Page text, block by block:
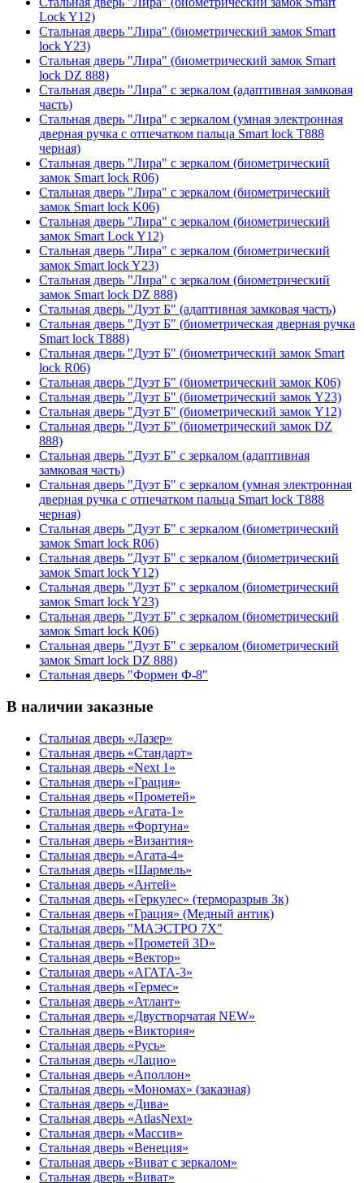
Lock Y12)
Стальная дверь "Лира" (биометрический замок Smart
lock Y23)
Стальная дверь "Лира" (биометрический замок Smart
lock DZ 888)
Стальная дверь "Лира" с зеркалом (адаптивная замковая
часть)
Стальная дверь "Лира" с зеркалом (умная электронная
дверная ручка с отпечатком пальца Smart lock T888
черная)
Стальная дверь "Лира" с зеркалом (биометрический
замок Smart lock R06)
Стальная дверь "Лира" с зеркалом (биометрический
замок Smart lock K06)
Стальная дверь "Лира" с зеркалом (биометрический
замок Smart Lock Y12)
Стальная дверь "Лира" с зеркалом (биометрический
замок Smart lock Y23)
Стальная дверь "Лира" с зеркалом (биометрический
замок Smart lock DZ 888)
Стальная дверь "Дуэт Б" (адаптивная замковая часть)
Стальная дверь "Дуэт Б" (биометрическая дверная ручка
Smart lock T888)
Стальная дверь "Дуэт Б" (биометрический замок Smart
lock R06)
Стальная дверь "Дуэт Б" (биометрический замок К06)
Стальная дверь "Дуэт Б" (биометрический замок Y23)
Стальная дверь "Дуэт Б" (биометрический замок Y12)
Стальная дверь "Дуэт Б" (биометрический замок DZ
888)
Стальная дверь "Дуэт Б" с зеркалом (адаптивная
замковая часть)
Стальная дверь "Дуэт Б" с зеркалом (умная электронная
дверная ручка с отпечатком пальца Smart lock T888
черная)
Стальная дверь "Дуэт Б" с зеркалом (биометрический
замок Smart lock R06)
Стальная дверь "Дуэт Б" с зеркалом (биометрический
замок Smart lock Y12)
Стальная дверь "Дуэт Б" с зеркалом (биометрический
замок Smart lock Y23)
Стальная дверь "Дуэт Б" с зеркалом (биометрический
замок Smart lock К06)
Стальная дверь "Дуэт Б" с зеркалом (биометрический
замок Smart lock DZ 888)
Стальная дверь "Формен Ф-8"
В наличии заказные
Стальная дверь «Лазер»
Стальная дверь «Стандарт»
Стальная дверь «Next 1»
Стальная дверь «Гpация»
Стальная дверь «Прометей»
Стальная дверь «Агата-1»
Стальная дверь «Фортуна»
Стальная дверь «Византия»
Стальная дверь «Агата-4»
Стальная дверь «Шармель»
Стальная дверь «Антей»
Стальная дверь «Геркулес» (терморазрыв 3к)
Стальная дверь «Грация» (Медный антик)
Стальная дверь "МАЭСТРО 7Х"
Стальная дверь «Прометей 3D»
Стальная дверь «Вектор»
Стальная дверь «АГАТА-3»
Стальная дверь «Гермес»
Стальная дверь «Атлант»
Стальная дверь «Двустворчатая NEW»
Стальная дверь «Виктория»
Стальная дверь «Русь»
Стальная дверь «Лацио»
Стальная дверь «Аполлон»
Стальная дверь «Мономах» (заказная)
Стальная дверь «Дива»
Стальная дверь «AtlasNext»
Стальная дверь «Массив»
Стальная дверь «Венеция»
Стальная дверь «Виват с зеркалом»
Стальная дверь «Виват»